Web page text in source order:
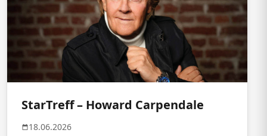
StarTreff – Howard Carpendale
18.06.2026